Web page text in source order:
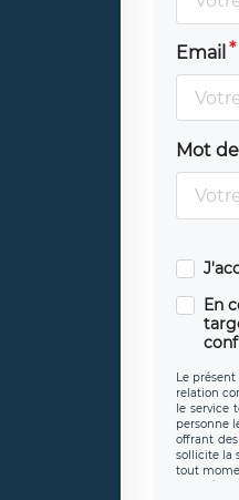
Email
Mot
En
Le
relation
le service
personne
offrant des
sollicite la
tout
caractère